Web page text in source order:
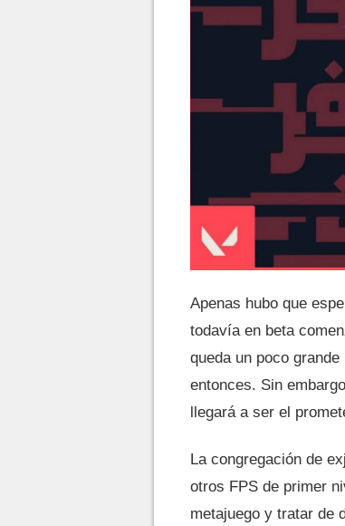
Apenas hubo que
todavía en beta
queda un poco
entonces. Sin
llegará a ser el
La congregación de
otros FPS de primer
metajuego y tratar de